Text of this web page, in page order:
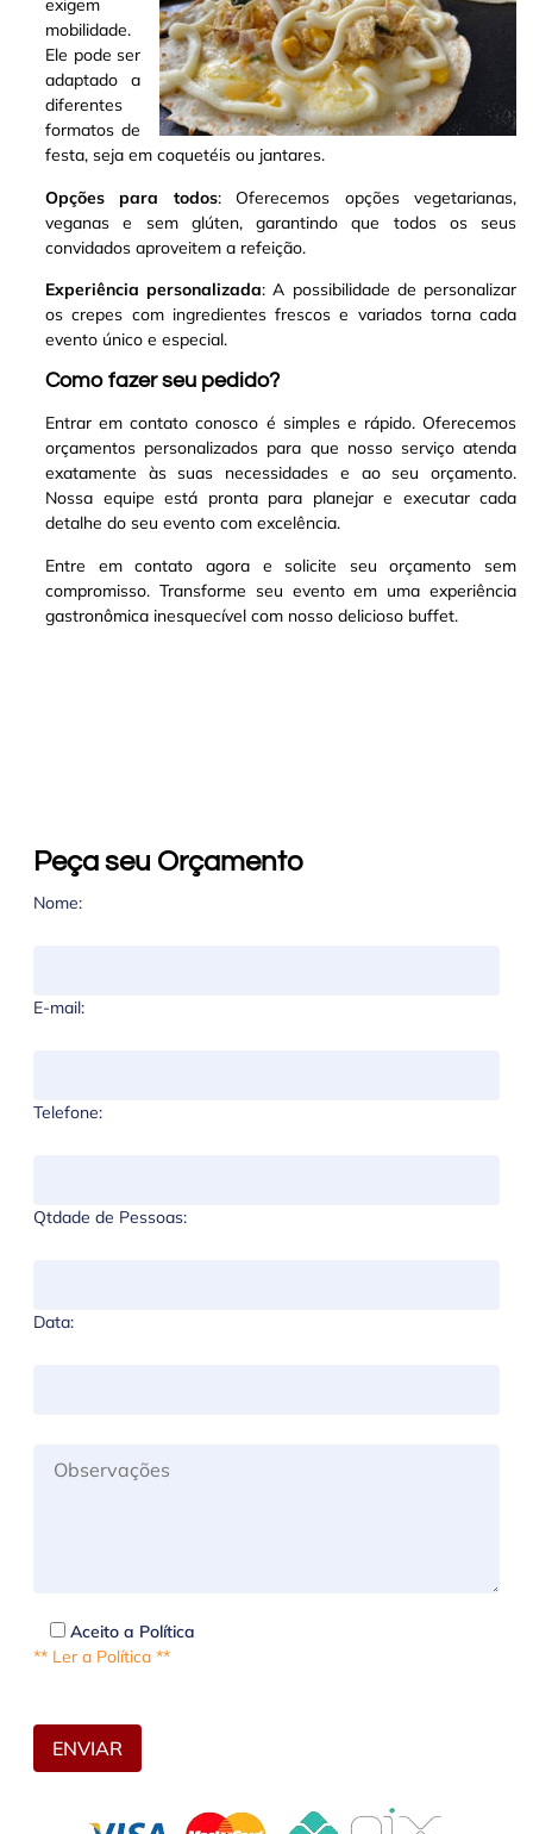
exigem
mobilidade.
Ele pode ser
adaptado a
diferentes
formatos de
festa, seja em coquetéis ou jantares.
Opções para todos: Oferecemos opções vegetarianas,
veganas e sem glúten, garantindo que todos os seus
convidados aproveitem a refeição.
Experiência personalizada: A possibilidade de personalizar
os crepes com ingredientes frescos e variados torna cada
evento único e especial.
Como fazer seu pedido?
Entrar em contato conosco é simples e rápido. Oferecemos
orçamentos personalizados para que nosso serviço atenda
exatamente às suas necessidades e ao seu orçamento.
Nossa equipe está pronta para planejar e executar cada
detalhe do seu evento com excelência.
Entre em contato agora e solicite seu orçamento sem
compromisso. Transforme seu evento em uma experiência
gastronômica inesquecível com nosso delicioso buffet.
Peça seu Orçamento
Nome:
E-mail:
Telefone:
Qtdade de Pessoas:
Data:
Aceito a Política
** Ler a Política **